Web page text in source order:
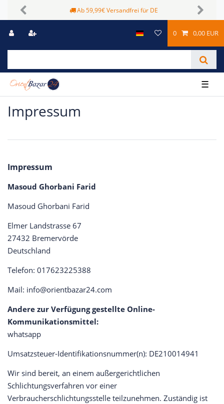
Ab 59,99€ Versandfrei für DE
Previous Next
0 0,00 EUR
☰
Impressum
Impressum
Masoud Ghorbani Farid
Masoud Ghorbani Farid
Elmer Landstrasse 67
27432 Bremervörde
Deutschland
Telefon: 017623225388
Mail: info@orientbazar24.com
Andere zur Verfügung gestellte Online-
Kommunikationsmittel:
whatsapp
Umsatzsteuer-Identifikationsnummer(n): DE210014941
Wir sind bereit, an einem außergerichtlichen
Schlichtungsverfahren vor einer
Verbraucherschlichtungsstelle teilzunehmen. Zuständig ist